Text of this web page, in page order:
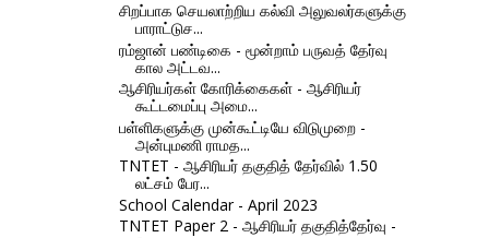
சிறப்பாக செயலாற்றிய கல்வி அலுவலர்களுக்கு
பாராட்டுச...
ரம்ஜான் பண்டிகை - மூன்றாம் பருவத் தேர்வு
கால அட்டவ...
ஆசிரியர்கள் கோரிக்கைகள் - ஆசிரியர்
கூட்டமைப்பு அமை...
பள்ளிகளுக்கு முன்கூட்டியே விடுமுறை -
அன்புமணி ராமத...
TNTET - ஆசிரியர் தகுதித் தேர்வில் 1.50
லட்சம் பேர...
School Calendar - April 2023
TNTET Paper 2 - ஆசிரியர் தகுதித்தேர்வு -